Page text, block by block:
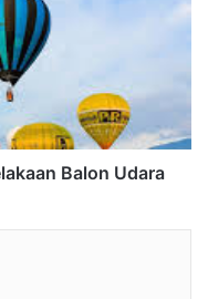
Balon Udara